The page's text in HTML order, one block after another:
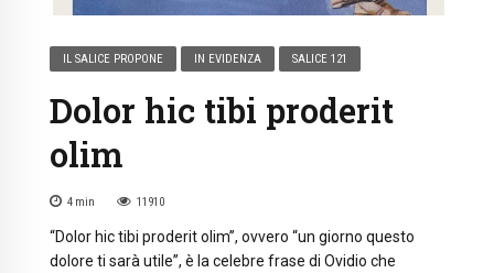
IL SALICE PROPONE IN EVIDENZA SALICE 121
Dolor hic tibi proderit
olim
4 min 11910
“Dolor hic tibi proderit olim”, ovvero “un giorno questo
dolore ti sarà utile”, è la celebre frase di Ovidio che